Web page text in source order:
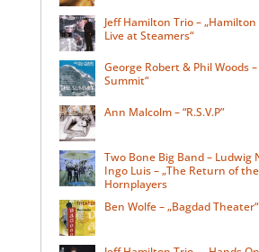
Jeff Hamilton Trio –
Live at Steamers“
George Robert & Phil Woods –
Summit“
Ann Malcolm – “R.S.V.P”
Two Bone Big Band – Ludwig
Ingo Luis – „The Return of the
Hornplayers
Ben Wolfe – „Bagdad Theater“